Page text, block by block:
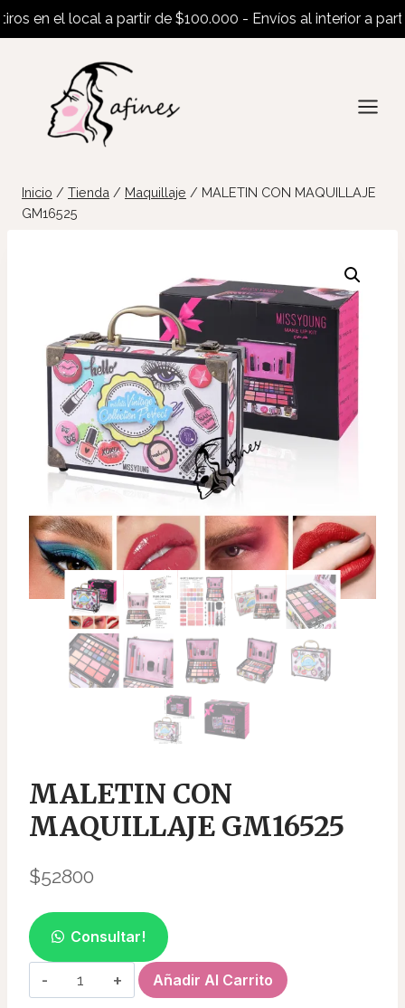
en el local a partir de $100.000 - Envíos al interior a partir
contenido
Inicio / Tienda / Maquillaje / MALETIN CON MAQUILLAJE
GM16525
MALETIN CON
MAQUILLAJE GM16525
$52800
Consultar!
MALETIN
CON
Añadir Al Carrito